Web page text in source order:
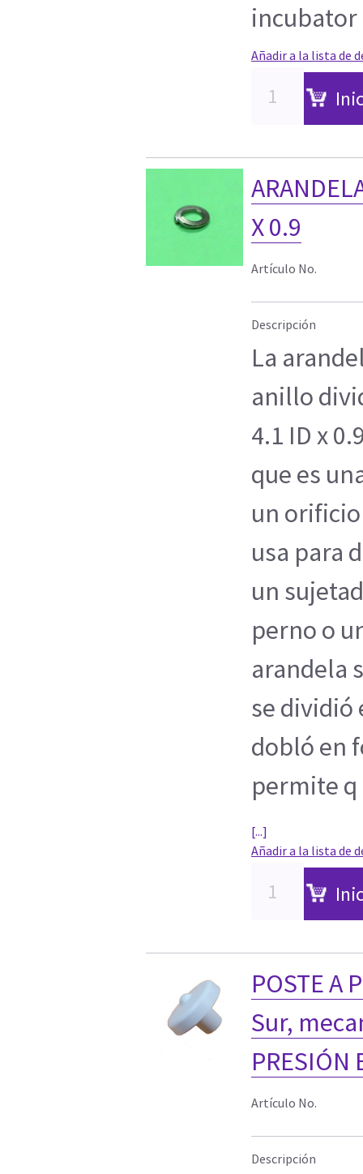
incubator
Añadir a la lista de
X 0.9
Artículo No.
Descripción
La
anillo
4.1 ID x
que es
un
usa para
un
perno o
arandela
se dividió
dobló en
permite q
[...]
Añadir a la lista de
POSTE A
Sur,
PRESIÓN
Artículo No.
Descripción